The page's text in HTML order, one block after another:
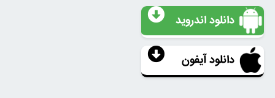
دانلود اندروید
دانلود آیفون